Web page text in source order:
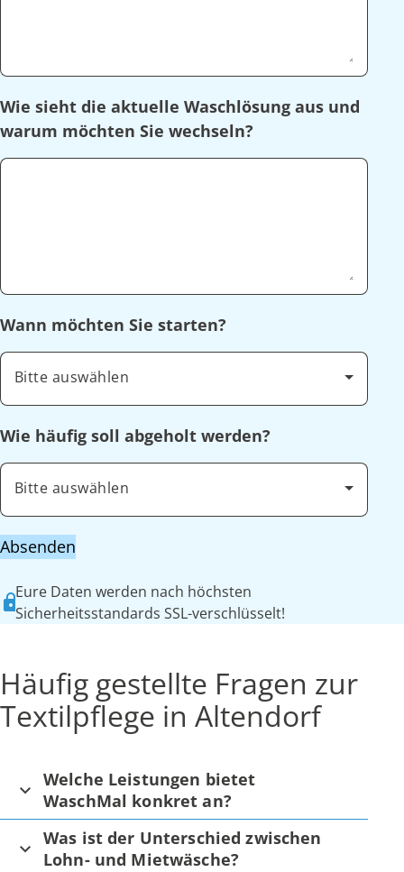
Wie sieht die aktuelle Waschlösung aus und
warum möchten Sie wechseln?
Wann möchten Sie starten?
Bitte auswählen
Wie häufig soll abgeholt werden?
Bitte auswählen
Absenden
Eure Daten werden nach höchsten
Sicherheitsstandards SSL-verschlüsselt!
Häufig gestellte Fragen zur
Textilpflege in Altendorf
Welche Leistungen bietet
WaschMal konkret an?
Was ist der Unterschied zwischen
Lohn- und Mietwäsche?